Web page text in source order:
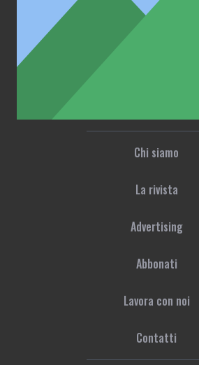
Chi siamo
La rivista
Advertising
Abbonati
Lavora con noi
Contatti